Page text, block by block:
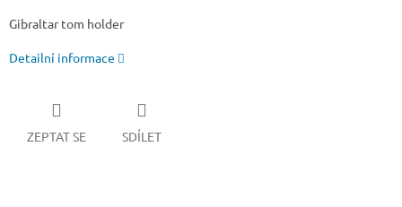
Gibraltar tom holder
Detailní informace
ZEPTAT SE SDÍLET